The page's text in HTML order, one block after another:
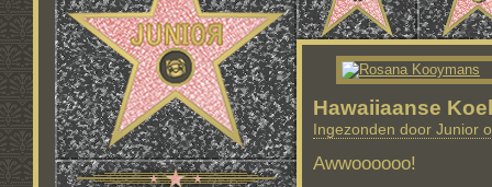
Hawaiiaanse
Ingezonden door Junior
Awwoooooo!